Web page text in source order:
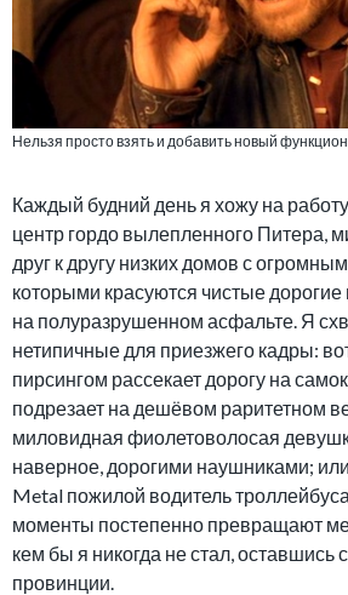
Нельзя просто взять и добавить новый
Каждый будний день я хожу на
центр гордо вылепленного Питера,
друг к другу низких домов с
которыми красуются чистые
на полуразрушенном асфальте. Я
нетипичные для приезжего кадры:
пирсингом рассекает дорогу на
подрезает на дешёвом раритетном
миловидная фиолетоволосая
наверное, дорогими наушниками;
Metal пожилой водитель
моменты постепенно превращают
кем бы я никогда не стал, оставшись
провинции.